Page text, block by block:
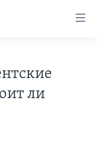
ли